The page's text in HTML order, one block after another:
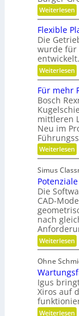
i
o
n
R
o
b
o
t
e
r
g
r
e
e
r
e
n
,
e
i
n
e
V
e
a
n
t
w
o
r
t
u
n
Weiterlesen:
G
e
e
i
n
n
ü
t
z
i
g
e
S
t
i
f
t
n
g
g
e
g
r
ü
n
d
e
Flexible
Die
wurde für
entwickelt.
Weiterlesen:
F
e
x
i
b
l
e
P
l
a
n
t
e
n
g
e
t
r
i
e
b
-
F
a
i
Für mehr
Bosch
mittleren
Neu im
Weiterlesen:
F
r
e
h
r
F
l
e
x
i
i
l
i
t
ä
t
Simus
Die
CAD-
nach
Weiterlesen:
P
t
e
n
z
i
a
l
Ohne
Igus
Xiros auf
Weiterlesen: